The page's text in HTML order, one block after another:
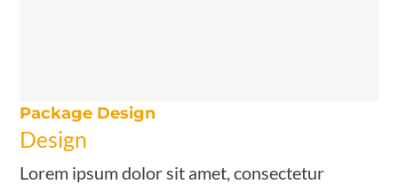
Package Design
Design
Lorem ipsum dolor sit amet, consectetur